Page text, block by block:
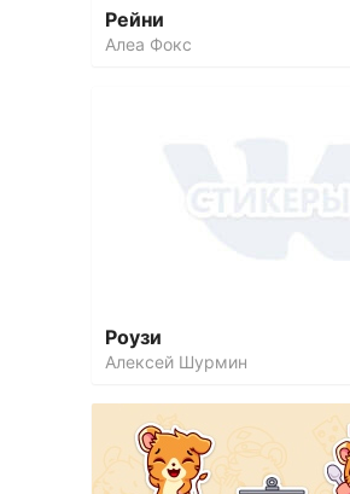
Рейни
Алеа Фокс
Роузи
Алексей Шурмин